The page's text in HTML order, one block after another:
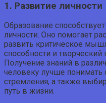
1. Развитие личности
Образование
личности. Оно помогает
развить критическое
способности и
Получение знаний в
человеку лучше понимать
стремления, а также
путь в жизни.